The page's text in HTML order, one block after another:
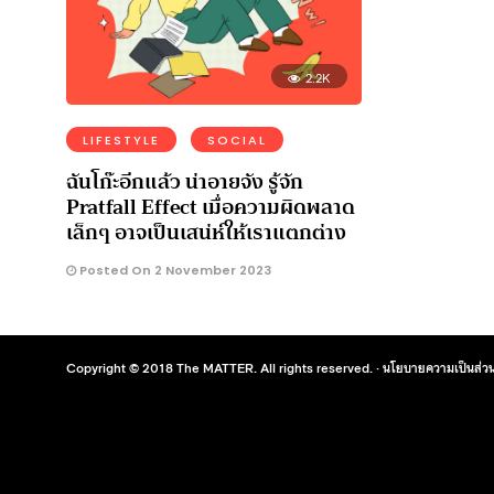
2.2K
LIFESTYLE SOCIAL
ฉันโก๊ะอีกแล้ว น่าอายจัง รู้จัก
Pratfall Effect เมื่อความผิดพลาด
เล็กๆ อาจเป็นเสน่ห์ให้เราแตกต่าง
Posted On 2 November 2023
Copyright © 2018 The MATTER. All rights reserved. ·นโยบายความเป็นส่ว